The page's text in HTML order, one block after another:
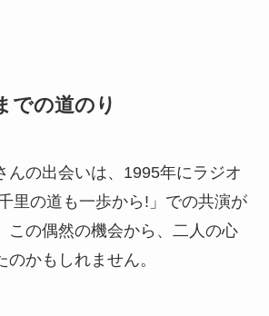
での道のり
んの出会いは、1995年にラジオ
里の道も一歩から!」での共演が
この偶然の機会から、二人の心
かもしれません。